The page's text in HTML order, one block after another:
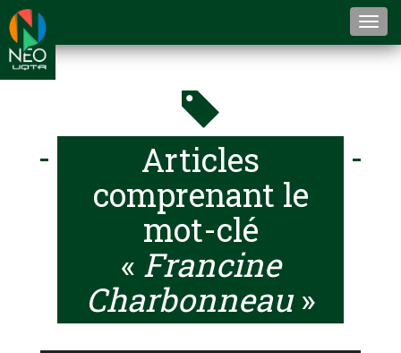
Articles
comprenant le
mot-clé
« Francine
Charbonneau»